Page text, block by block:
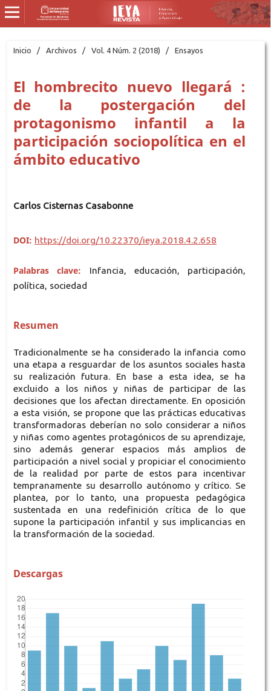
Inicio / Archivos / Vol. 4 Núm. 2 (2018) / Ensayos
El hombrecito nuevo llegará :
de la postergación del
protagonismo infantil a la
participación sociopolítica en el
ámbito educativo
Carlos Cisternas Casabonne
DOI: https://doi.org/10.22370/ieya.2018.4.2.658
Palabras clave:
Infancia, educación, participación,
política, sociedad
Resumen
Tradicionalmente se ha considerado la infancia como
una etapa a resguardar de los asuntos sociales hasta
su realización futura. En base a esta idea, se ha
excluido a los niños y niñas de participar de las
decisiones que los afectan directamente. En oposición
a esta visión, se propone que las prácticas educativas
transformadoras deberían no solo considerar a niños
y niñas como agentes protagónicos de su aprendizaje,
sino además generar espacios más amplios de
participación a nivel social y propiciar el conocimiento
de la realidad por parte de estos para incentivar
tempranamente su desarrollo autónomo y crítico. Se
plantea, por lo tanto, una propuesta pedagógica
sustentada en una redefinición crítica de lo que
supone la participación infantil y sus implicancias en
la transformación de la sociedad.
Descargas